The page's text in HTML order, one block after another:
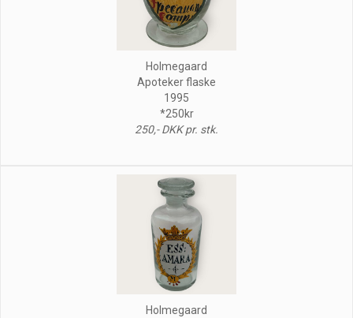
Holmegaard
Apoteker flaske
1995
*250kr
250,- DKK pr. stk.
Holmegaard